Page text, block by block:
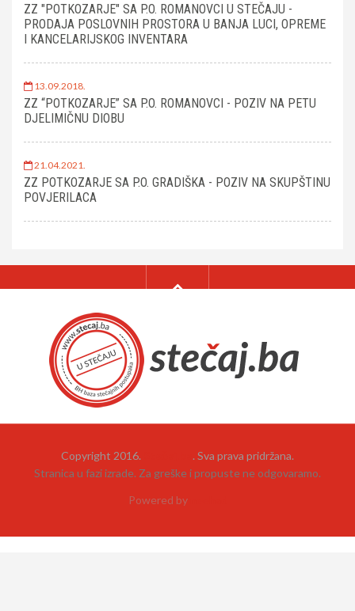
ZZ "POTKOZARJE" SA P.O. ROMANOVCI U STEČAJU -
PRODAJA POSLOVNIH PROSTORA U BANJA LUCI, OPREME
I KANCELARIJSKOG INVENTARA
13.09.2018.
ZZ “POTKOZARJE” SA P.O. ROMANOVCI - POZIV NA PETU
DJELIMIČNU DIOBU
21.04.2021.
ZZ POTKOZARJE SA P.O. GRADIŠKA - POZIV NA SKUPŠTINU
POVJERILACA
Copyright 2016.
. Sva prava pridržana.
Stranica u fazi izrade. Za greške i propuste ne odgovaramo.
Powered by